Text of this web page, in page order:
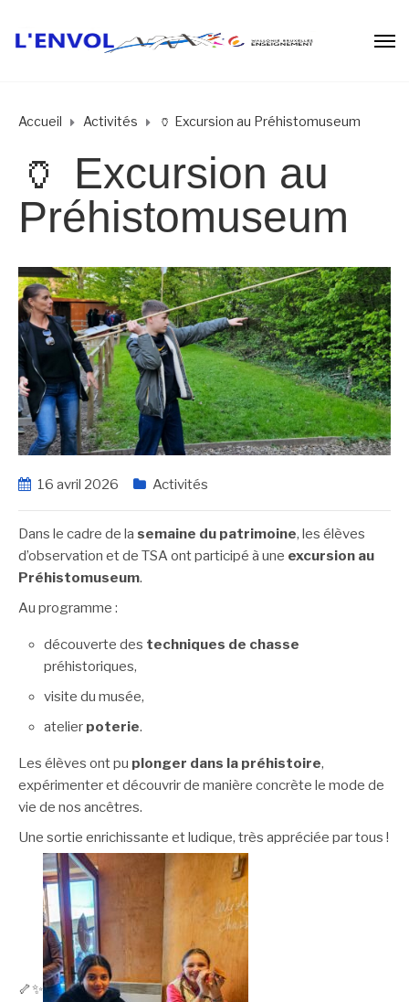
Accueil Activités 🏺 Excursion au Préhistomuseum
🏺 Excursion au
Préhistomuseum
16 avril 2026 Activités
Dans le cadre de la semaine du patrimoine, les élèves
d’observation et de TSA ont participé à une excursion au
Préhistomuseum.
Au programme :
découverte des techniques de chasse
préhistoriques,
visite du musée,
atelier poterie.
Les élèves ont pu plonger dans la préhistoire,
expérimenter et découvrir de manière concrète le mode de
vie de nos ancêtres.
Une sortie enrichissante et ludique, très appréciée par tous !
🦴✨